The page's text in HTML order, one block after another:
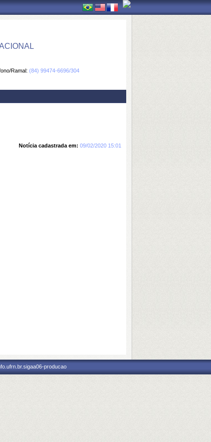
Ramal: (84) 99474-6696/304
Notícia cadastrada em: 09/02/2020 15:01
producao